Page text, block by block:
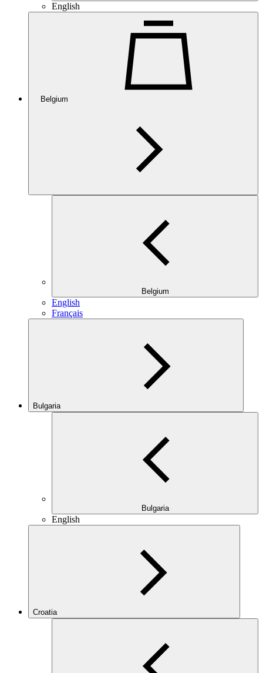
English
Belgium
Belgium
English
Français
Bulgaria
Bulgaria
English
Croatia